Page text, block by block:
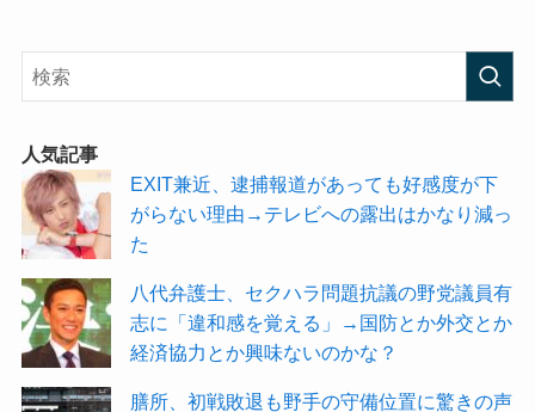
人気記事
EXIT兼近、逮捕報道があっても好感度が下
がらない理由→テレビへの露出はかなり減っ
た
八代弁護士、セクハラ問題抗議の野党議員有
志に「違和感を覚える」→国防とか外交とか
経済協力とか興味ないのかな？
膳所、初戦敗退も野手の守備位置に驚きの声